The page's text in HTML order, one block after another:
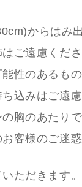
からはみ
ご遠慮くだ
性のあるも
込みはご遠
胸のあたり
客様のご迷
ただきます。